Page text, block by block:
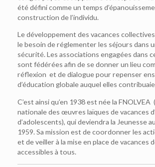
été défini comme un temps
construction de l’individu.
Le développement des vacances
le besoin de réglementer les séjours dans
sécurité. Les associations engagées dans
sont fédérées afin de se donner un lieu
réflexion et de dialogue pour repenser
d’éducation globale auquel elles
C’est ainsi qu’en 1938 est née la
nationale des œuvres laïques de vacances
d’adolescents), qui deviendra la Jeunesse
1959. Sa mission est de coordonner les
et de veiller à la mise en place de vacances
accessibles à tous.